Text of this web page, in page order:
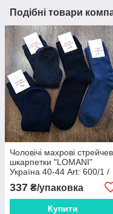
Подібні товари
Чоловічі махрові
шкарпетки "LOMANI"
Україна 40-44 Art: 600/1 /
337 ₴/упаковка
Купити